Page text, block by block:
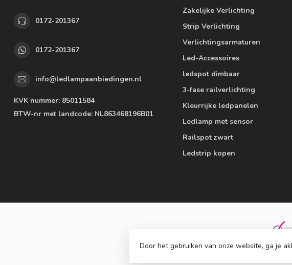
0172-201367
0172-201367
info@ledlampaanbiedingen.nl
KVK nummer: 85011584
BTW-nr met landcode: NL863468196B01
Zakelijke Verlichting
Strip Verlichting
Verlichtingsarmaturen
Led-Accessoires
ledspot dimbaar
3-fase railverlichting
Kleurrijke ledpanelen
Ledlamp met sensor
Railspot zwart
Ledstrip kopen
©
Door het gebruiken van onze website, ga je